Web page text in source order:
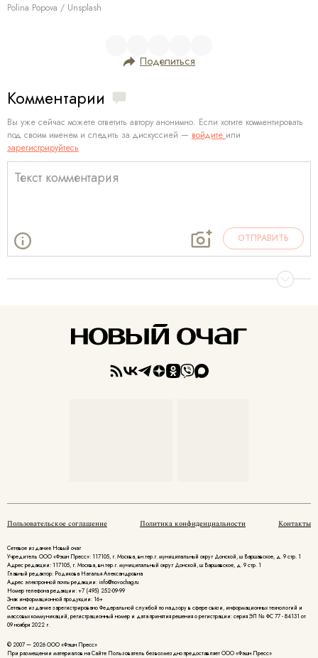
Polina Popova / Unsplash
Поделиться
Комментарии
Вы уже сейчас можете ответить автору анонимно. Если хотите комментировать
под своим именем и следить за дискуссией — войдите или
зарегистрируйтесь
ОТПРАВИТЬ
Пользовательское соглашение Политика конфиденциальности Контакты
Сетевое издание Новый очаг
Учредитель ООО «Фэшн Пресс»: 117105, г. Москва, вн.тер.г. муниципальный округ Донской, ш Варшавское, д. 9 стр. 1
Адрес редакции: 117105, г. Москва, вн.тер.г. муниципальный округ Донской, ш Варшавское, д. 9 стр. 1
Главный редактор: Родикова Наталья Александровна
Адрес электронной почты редакции: info@novochag.ru
Номер телефона редакции: +7 (495) 252-09-99
Знак информационной продукции: 16+
Cетевое издание зарегистрировано Федеральной службой по надзору в сфере связи, информационных технологий и
массовых коммуникаций, регистрационный номер и дата принятия решения о регистрации: серия ЭЛ № ФС 77 - 84131 от
09 ноября 2022 г.
© 2007 — 2026 ООО «Фэшн Пресс»
При размещении материалов на Сайте Пользователь безвозмездно предоставляет ООО «Фэшн Пресс»